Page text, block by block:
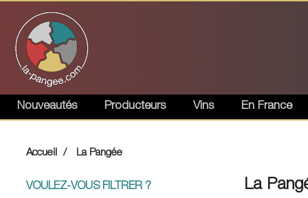
Nouveautés Producteurs Vins En France
Accueil La Pangée
VOULEZ-VOUS FILTRER ?
La